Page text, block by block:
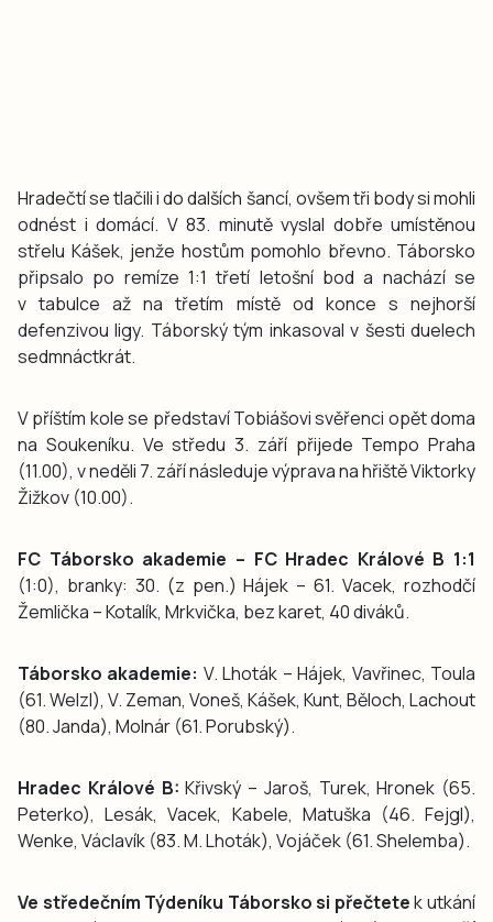
Hradečtí se tlačili i do dalších šancí, ovšem tři body si mohli
odnést i domácí. V 83. minutě vyslal dobře umístěnou
střelu Kášek, jenže hostům pomohlo břevno. Táborsko
připsalo po remíze 1:1 třetí letošní bod a nachází se
v tabulce až na třetím místě od konce s nejhorší
defenzivou ligy. Táborský tým inkasoval v šesti duelech
sedmnáctkrát.
V příštím kole se představí Tobiášovi svěřenci opět doma
na Soukeníku. Ve středu 3. září přijede Tempo Praha
(11.00), v neděli 7. září následuje výprava na hřiště Viktorky
Žižkov (10.00).
FC Táborsko akademie – FC Hradec Králové B 1:1
(1:0), branky: 30. (z pen.) Hájek – 61. Vacek, rozhodčí
Žemlička – Kotalík, Mrkvička, bez karet, 40 diváků.
Táborsko akademie: V. Lhoták – Hájek, Vavřinec, Toula
(61. Welzl), V. Zeman, Voneš, Kášek, Kunt, Běloch, Lachout
(80. Janda), Molnár (61. Porubský).
Hradec Králové B: Křivský – Jaroš, Turek, Hronek (65.
Peterko), Lesák, Vacek, Kabele, Matuška (46. Fejgl),
Wenke, Václavík (83. M. Lhoták), Vojáček (61. Shelemba).
Ve středečním Týdeníku Táborsko si přečtetek utkání